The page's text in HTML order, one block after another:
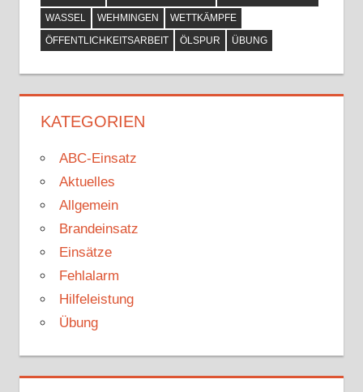
WASSEL
WEHMINGEN
WETTKÄMPFE
ÖFFENTLICHKEITSARBEIT
ÖLSPUR ÜBUNG
KATEGORIEN
ABC-Einsatz
Aktuelles
Allgemein
Brandeinsatz
Einsätze
Fehlalarm
Hilfeleistung
Übung